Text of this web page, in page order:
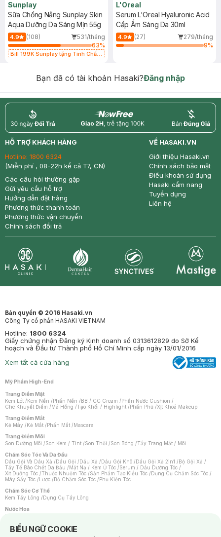
Sunplay
Sữa Chống Nắng Sunplay Skin
Aqua Dưỡng Da Sáng Mịn 55g
4.9 (108)
531/tháng
63%
Bill 199K Sunplay tặng Tinh Chất
L'Oreal
Serum L'Oreal Hyaluronic Acid
Cấp Ẩm Sáng Da 30ml
4.9 (27)
279/tháng
9%
Bạn đã có tài khoản Hasaki?Đăng nhập
return nowfree price
HỖ TRỢ KHÁCH HÀNG
Hotline: 1800 6324
(Miễn phí , 08-22h kể cả T7, CN)
Các câu hỏi thường gặp
Gửi yêu cầu hỗ trợ
Hướng dẫn đặt hàng
Phương thức thanh toán
Phương thức vận chuyển
Chính sách đổi trả
VỀ HASAKI.VN
Giới thiệu Hasaki.vn
Chính sách bảo mật
Điều khoản sử dụng
Hasaki cẩm nang
Tuyển dụng
Liên hệ
Bản quyền © 2016 Hasaki.vn
Công Ty cổ phần HASAKI VIETNAM
Hotline: 1800 6324
Giấy chứng nhận Đăng ký Kinh doanh số 0313612829 do Sở Kế
hoạch và Đầu tư Thành phố Hồ Chí Minh cấp ngày 13/01/2016
Xem tất cả cửa hàng
Mỹ Phẩm High-End
Trang Điểm Mặt
Kem Lót /Kem Nền /Phấn Nền /BB / CC Cream /Phấn Nước Cushion /
Che Khuyết Điểm /Má Hồng /Tạo Khối / Highlight /Phấn Phủ /Xịt Khoá Makeup
Trang Điểm Mắt
Kẻ Mày /Kẻ Mắt /Phấn Mắt /Mascara
Trang Điểm Môi
Son Dưỡng Môi /Son Kem / Tint /Son Thỏi /Son Bóng /Tẩy Trang Mắt / Môi
Chăm Sóc Tóc Và Da Đầu
Dầu Gội Và Dầu Xả /Dầu Gội /Dầu Xả /Dầu Gội Khô /Dầu Gội Xả 2in1 /Bộ Gội Xả /
Tẩy Tế Bào Chết Da Đầu /Mặt Nạ / Kem Ủ Tóc /Serum / Dầu Dưỡng Tóc /
Xịt Dưỡng Tóc /Thuốc Nhuộm Tóc /Sản Phẩm Tạo Kiểu Tóc /Dụng Cụ Chăm Sóc Tóc /
Máy Sấy Tóc /Lược /Bộ Chăm Sóc Tóc /Phụ Kiện Tóc
Chăm Sóc Cơ Thể
Kem Tẩy Lông /Dụng Cụ Tẩy Lông
Nước Hoa
Nước Hoa Nữ
Chăm Sóc Cá Nhân
BIỂU NGỮ COOKIE
Notice about cookies usage